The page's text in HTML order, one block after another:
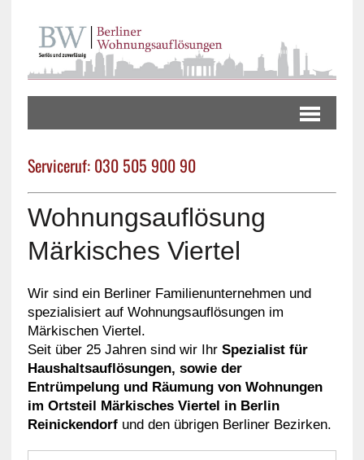
Serviceruf: 030 505 900 90
Wohnungsauflösung
Märkisches Viertel
Wir sind ein Berliner Familienunternehmen und
spezialisiert auf Wohnungsauflösungen im
Märkischen Viertel.
Seit über 25 Jahren sind wir Ihr Spezialist für
Haushaltsauflösungen, sowie der
Entrümpelung und Räumung von Wohnungen
im Ortsteil Märkisches Viertel in Berlin
Reinickendorfund den übrigen Berliner Bezirken.